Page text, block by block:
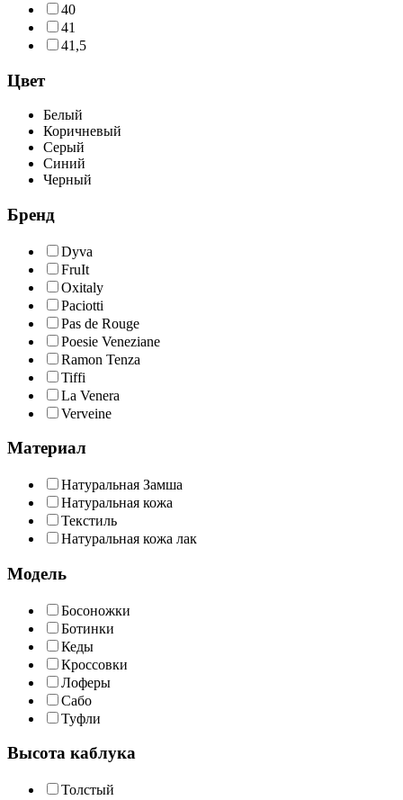
40
41
41,5
Цвет
Белый
Коричневый
Серый
Синий
Черный
Бренд
Dyva
FruIt
Oxitaly
Paciotti
Pas de Rouge
Poesie Veneziane
Ramon Tenza
Tiffi
La Venera
Verveine
Материал
Натуральная Замша
Натуральная кожа
Текстиль
Натуральная кожа лак
Модель
Босоножки
Ботинки
Кеды
Кроссовки
Лоферы
Сабо
Туфли
Высота каблука
Толстый